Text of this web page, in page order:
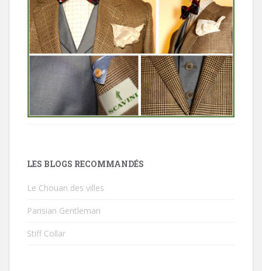
LES BLOGS RECOMMANDÉS
Le Chouan des villes
Parisian Gentleman
Stiff Collar